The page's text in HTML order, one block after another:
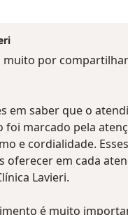
muito por
em saber que o
foi marcado pela
e cordialidade.
oferecer em cada
Lavieri.
é muito